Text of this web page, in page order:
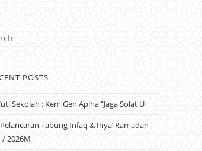
POSTS
Sekolah : Kem Gen Aplha “Jaga Solat U
Tabung Infaq & Ihya’ Ramadan
/ 2026M